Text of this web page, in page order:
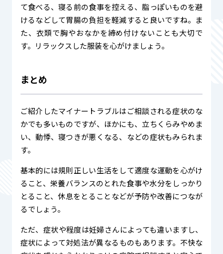
て食べる、寝る前の食事を控える、脂っぽいものを避
けるなどして胃腸の負担を軽減すると良いですね。ま
た、衣類で胸やおなかを締め付けないことも大切で
す。リラックスした服装を心がけましょう。
まとめ
ご紹介したマイナートラブルはご相談される症状のな
かでも多いものですが、ほかにも、立ちくらみやめま
い、動悸、寝つきが悪くなる、などの症状もみられま
す。
基本的には規則正しい生活をして適度な運動を心がけ
ること、栄養バランスのとれた食事や水分をしっかり
とること、休息をとることなどが予防や改善につなが
るでしょう。
ただ、症状や程度は妊婦さんによっても違いますし、
症状によって対処法が異なるものもあります。不快な